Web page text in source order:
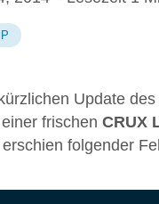
Update des
frischen CRUX
folgender